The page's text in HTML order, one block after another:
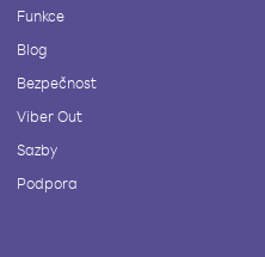
Funkce
Blog
Bezpečnost
Viber Out
Sazby
Podpora